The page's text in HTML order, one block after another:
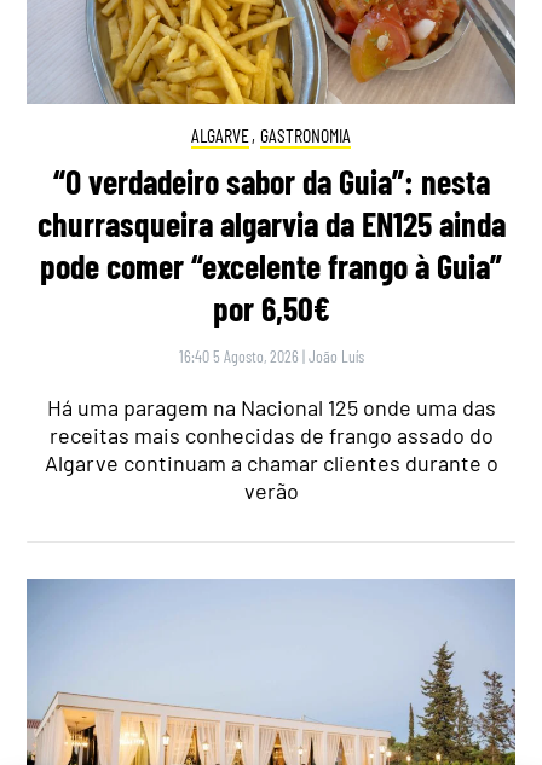
ALGARVE, GASTRONOMIA
“O verdadeiro sabor da Guia”: nesta
churrasqueira algarvia da EN125 ainda
pode comer “excelente frango à Guia”
por 6,50€
16:40 5 Agosto, 2026 |João Luís
Há uma paragem na Nacional 125 onde uma das
receitas mais conhecidas de frango assado do
Algarve continuam a chamar clientes durante o
verão